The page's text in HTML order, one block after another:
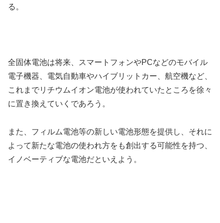
る。
全固体電池は将来、スマートフォンやPCなどのモバイル
電子機器、電気自動車やハイブリットカー、航空機など、
これまでリチウムイオン電池が使われていたところを徐々
に置き換えていくであろう。
また、フィルム電池等の新しい電池形態を提供し、それに
よって新たな電池の使われ方をも創出する可能性を持つ、
イノベーティブな電池だといえよう。